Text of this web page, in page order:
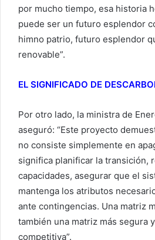
por mucho tiempo, esa historia
puede ser un futuro esplendor
himno patrio, futuro esplendor
renovable”.
EL SIGNIFICADO DE
Por otro lado, la ministra de
aseguró: “Este proyecto
no consiste simplemente en
significa planificar la transición,
capacidades, asegurar que el
mantenga los atributos
ante contingencias. Una matriz
también una matriz más segura
competitiva”.